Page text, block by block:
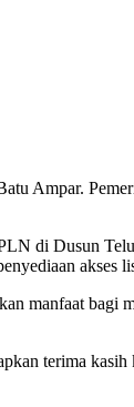
Ampar.
di Dusun
manfaat
terima